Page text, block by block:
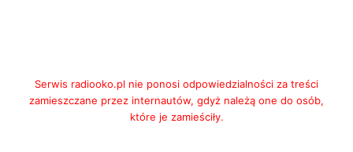
Serwis radiooko.pl nie ponosi odpowiedzialności za treści
zamieszczane przez internautów, gdyż należą one do osób,
które je zamieściły.